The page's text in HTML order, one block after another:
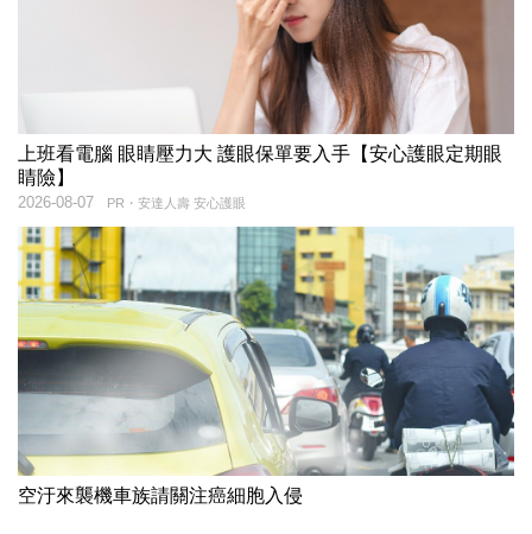
上班看電腦 眼睛壓力大 護眼保單要入手【安心護眼定期眼
睛險】
PR・安達人壽 安心護眼
2026-08-07
空汙來襲機車族請關注癌細胞入侵